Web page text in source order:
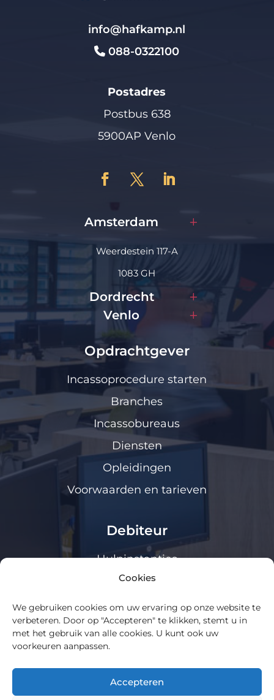
Cookies
We gebruiken cookies om uw ervaring op onze website te
verbeteren. Door op "Accepteren" te klikken, stemt u in
met het gebruik van alle cookies. U kunt ook uw
voorkeuren aanpassen.
Accepteren
info@hafkamp.nl
088-0322100
Postadres
Postbus 638
5900AP Venlo
Amsterdam
Weerdestein 117-A
1083 GH
Dordrecht
Venlo
Opdrachtgever
Incassoprocedure starten
Branches
Incassobureaus
Diensten
Opleidingen
Voorwaarden en tarieven
Debiteur
Hulpinstanties
Klanten loket
Algemeen
Cookie Policy
Privacy statement